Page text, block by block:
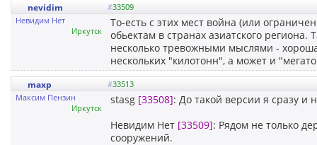
nevidim #33509
Невидим Нет
Иркутск
То-есть с этих мест война (или
обьектам в странах азиатского
несколько тревожными мыслями -
нескольких "килотонн", а может и
maxp #33513
Максим Пензин
Иркутск
stasg [33508]: До такой версии я сразу и
Невидим Нет [33509]: Рядом не только
сооружений.